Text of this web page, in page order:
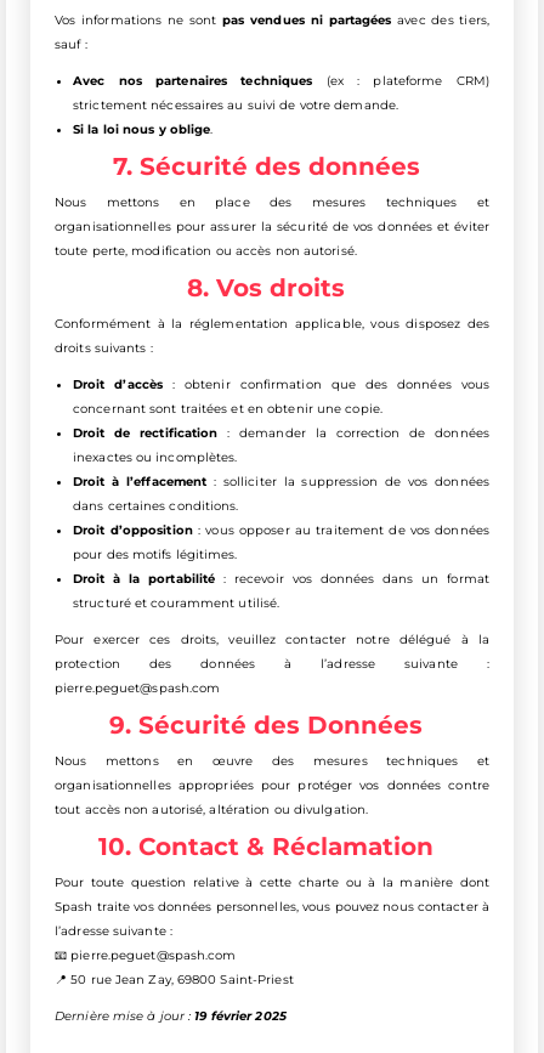
Vos informations ne sontpas vendues ni partagées avec des tiers,
sauf :
Avec nos partenaires techniques (ex : plateforme CRM)
strictement nécessaires au suivi de votre demande.
Si la loi nous y oblige.
7. Sécurité des données
Nous mettons en place des mesures techniques et
organisationnelles pour assurer la sécurité de vos données et éviter
toute perte, modification ou accès non autorisé.
8. Vos droits
Conformément à la réglementation applicable, vous disposez des
droits suivants :
Droit d’accès : obtenir confirmation que des données vous
concernant sont traitées et en obtenir une copie.
Droit de rectification : demander la correction de données
inexactes ou incomplètes.
Droit à l’effacement : solliciter la suppression de vos données
dans certaines conditions.
Droit d’opposition: vous opposer au traitement de vos données
pour des motifs légitimes.
Droit à la portabilité : recevoir vos données dans un format
structuré et couramment utilisé.
Pour exercer ces droits, veuillez contacter notre délégué à la
protection des données à l’adresse suivante :
pierre.peguet@spash.com
9. Sécurité des Données
Nous mettons en œuvre des mesures techniques et
organisationnelles appropriées pour protéger vos données contre
tout accès non autorisé, altération ou divulgation.
10. Contact & Réclamation
Pour toute question relative à cette charte ou à la manière dont
Spash traite vos données personnelles, vous pouvez nous contacter à
l’adresse suivante :
📧 pierre.peguet@spash.com
📍 50 rue Jean Zay, 69800 Saint-Priest
Dernière mise à jour :19 février 2025